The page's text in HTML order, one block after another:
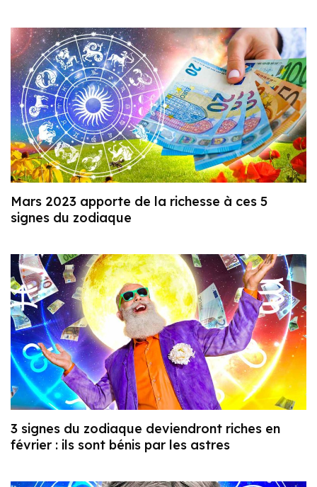
Mars 2023 apporte de la richesse à ces 5
signes du zodiaque
3 signes du zodiaque deviendront riches en
février : ils sont bénis par les astres